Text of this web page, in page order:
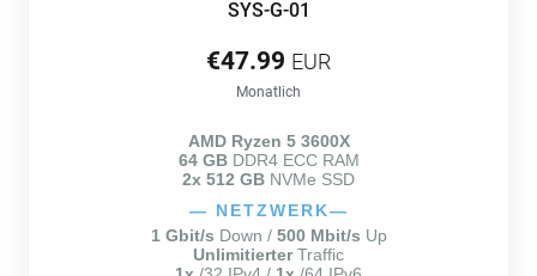
SYS-G-01
€47.99 EUR
Monatlich
AMD Ryzen 5 3600X
64 GBDDR4 ECC RAM
2x 512 GB NVMe SSD
— NETZWERK—
1 Gbit/s Down / 500 Mbit/s Up
UnlimitierterTraffic